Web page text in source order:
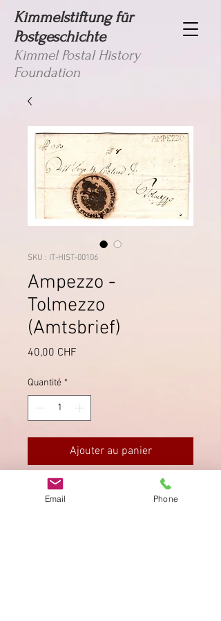
Kimmelstiftung für
Postgeschichte
Kimmel Postal History
Foundation
SKU : IT-HIST-00106
Ampezzo -
Tolmezzo
(Amtsbrief)
40,00 CHF
Quantité *
Ajouter au panier
Lettera d'ufficio inviata da Ampezzo
a Tolmezzo.
16 marzo 1823.
Email Phone